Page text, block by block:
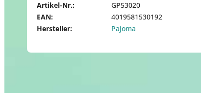
Artikel-Nr.:
GP53020
EAN:
4019581530192
Hersteller:
Pajoma